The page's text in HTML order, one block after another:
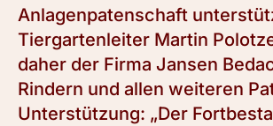
Anlagenpatenschaft
Tiergartenleiter Martin
daher der Firma Jansen
Rindern und allen weiteren
Unterstützung: „Der